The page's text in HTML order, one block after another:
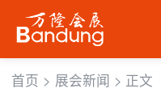
首页 > 展会新闻 > 正文